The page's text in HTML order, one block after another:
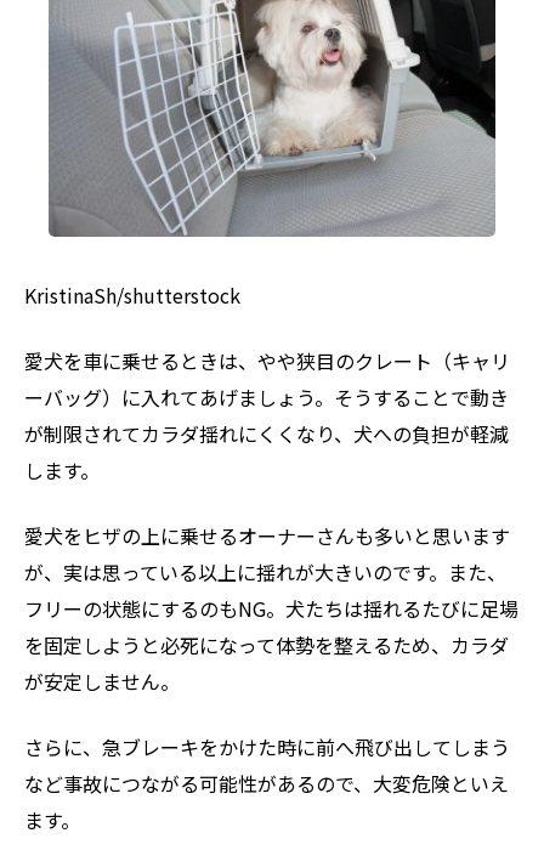
KristinaSh/shutterstock
愛犬を車に乗せるときは、やや狭目のクレート（キャリ
ーバッグ）に入れてあげましょう。そうすることで動き
が制限されてカラダ揺れにくくなり、犬への負担が軽減
します。
愛犬をヒザの上に乗せるオーナーさんも多いと思います
が、実は思っている以上に揺れが大きいのです。また、
フリーの状態にするのもNG。犬たちは揺れるたびに足場
を固定しようと必死になって体勢を整えるため、カラダ
が安定しません。
さらに、急ブレーキをかけた時に前へ飛び出してしまう
など事故につながる可能性があるので、大変危険といえ
ます。